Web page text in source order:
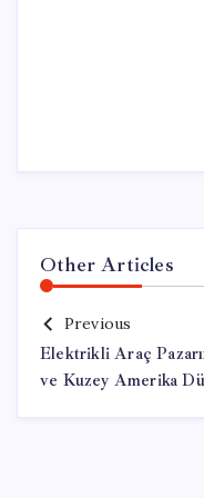
Other Articles
Previous
Elektrikli Araç
ve Kuzey Amerika